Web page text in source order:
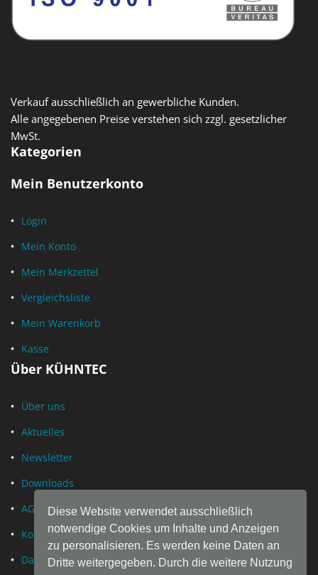
Diese Website verwendet ausschließlich
notwendige Cookies um Inhalte und Anzeigen
zu personalisieren. Es werden keine Daten an
Dritte weitergegeben. Durch die weitere Nutzung
Verkauf ausschließlich an gewerbliche Kunden.
Alle angegebenen Preise verstehen sich zzgl. gesetzlicher
MwSt.
Kategorien
Mein Benutzerkonto
Login
Mein Konto
Mein Merkzettel
Vergleichsliste
Mein Warenkorb
Kasse
Über KÜHNTEC
Über uns
Aktuelles
Newsletter
Downloads
AGB
Kontakt
Datenschutz